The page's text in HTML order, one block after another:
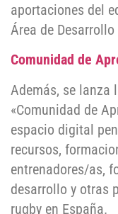
aportaciones del
Área de Desarrollo
Comunidad de
Además, se lanza
«Comunidad de
espacio digital
recursos,
entrenadores/as,
desarrollo y otras
rugby en España.